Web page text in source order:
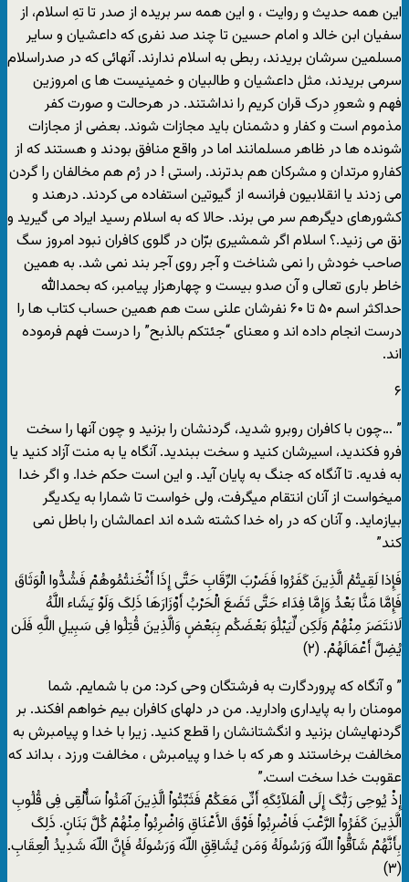
این همه حدیث و روایت ، و این همه سر بریده از صدر تا تهِ اسلام، از
سفیان ابن خالد و امام حسین تا چند صد نفری که داعشیان و سایر
مسلمین سرشان بریدند، ربطی به اسلام ندارند. آنهائی که در صدراسلام
سرمی بریدند، مثل داعشیان و طالبیان و خمینیست ها ی امروزین
فهم و شعورِ درک قران کریم را نداشتند. در هرحالت و صورت کفر
مذموم است و کفار و دشمنان باید مجازات شوند. بعضی از مجازات
شونده ها در ظاهر مسلمانند اما در واقع منافق بودند و هستند که از
کفارو مرتدان و مشرکان هم بدترند. راستی ! در رُم هم مخالفان را گردن
می زدند یا انقلابیون فرانسه از گیوتین استفاده می کردند. درهند و
کشورهای دیگرهم سر می برند. حالا که به اسلام رسید ایراد می گیرید و
نق می زنید.؟ اسلام اگر شمشیری برّان در گلوی کافران نبود امروز سگ
صاحب خودش را نمی شناخت و آجر روی آجر بند نمی شد. به همین
خاطر باری تعالی و آن صدو بیست و چهارهزار پیامبر، که بحمدالله
حداکثر اسم ۵۰ تا ۶۰ نفرشان علنی ست هم همین حساب کتاب ها را
درست انجام داده اند و معنای “جئتکم بالذبح” را درست فهم فرموده
اند.
۶
” …چون با کافران روبرو شدید، گردنشان را بزنید و چون آنها را سخت
فرو فکندید، اسیرشان کنید و سخت ببندید. آنگاه یا به منت آزاد کنید یا
به فدیه. تا آنگاه که جنگ به پایان آید. و این است حکم خدا. و اگر خدا
میخواست از آنان انتقام میگرفت، ولی خواست تا شمارا به یکدیگر
بیازماید. و آنان که در راه خدا کشته شده اند اعمالشان را باطل نمی
کند”
فَإِذا لَقِیتُمُ الَّذِینَ کَفَرُوا فَضَرْبَ الرِّقَابِ حَتَّى إِذَا أَثْخَنتُمُوهُمْ فَشُدُّوا الْوَثَاقَ
فَإِمَّا مَنًّا بَعْدُ وَإِمَّا فِدَاء حَتَّى تَضَعَ الْحَرْبُ أَوْزَارَهَا ذَلِکَ وَلَوْ یَشَاء اللَّهُ
لَانتَصَرَ مِنْهُمْ وَلَکِن لِّیَبْلُوَ بَعْضَکُم بِبَعْضٍ وَالَّذِینَ قُتِلُوا فِی سَبِیلِ اللَّهِ فَلَن
یُضِلَّ أَعْمَالَهُمْ. (۲)
” و آنگاه که پروردگارت به فرشتگان وحی کرد: من با شمایم. شما
مومنان را به پایداری وادارید. من در دلهای کافران بیم خواهم افکند. بر
گردنهایشان بزنید و انگشتانشان را قطع کنید. زیرا با خدا و پیامبرش به
مخالفت برخاستند و هر که با خدا و پیامبرش ، مخالفت ورزد ، بداند که
عقوبت خدا سخت است.”
إِذْ یُوحِی رَبُّکَ إِلَى الْمَلآئِکَهِ أَنِّی مَعَکُمْ فَثَبِّتُواْ الَّذِینَ آمَنُواْ سَأُلْقِی فِی قُلُوبِ
الَّذِینَ کَفَرُواْ الرَّعْبَ فَاضْرِبُواْ فَوْقَ الأَعْنَاقِ وَاضْرِبُواْ مِنْهُمْ کُلَّ بَنَانٍ. ذَلِکَ
بِأَنَّهُمْ شَآقُّواْ اللّهَ وَرَسُولَهُ وَمَن یُشَاقِقِ اللّهَ وَرَسُولَهُ فَإِنَّ اللّهَ شَدِیدُ الْعِقَابِ.
(۳)